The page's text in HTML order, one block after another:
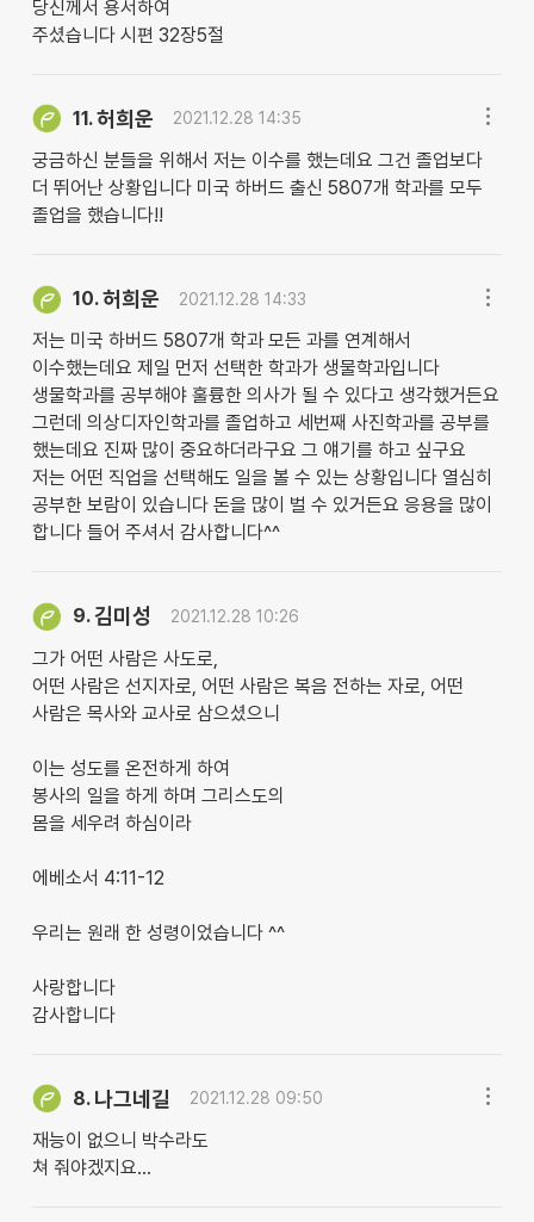
당신께서 용서하여
주셨습니다 시편 32장5절
11.허희운 2021.12.28 14:35
궁금하신 분들을 위해서 저는 이수를 했는데요 그건 졸업보다
더 뛰어난 상황입니다 미국 하버드 출신 5807개 학과를 모두
졸업을 했습니다!!
10.허희운 2021.12.28 14:33
저는 미국 하버드 5807개 학과 모든 과를 연계해서
이수했는데요 제일 먼저 선택한 학과가 생물학과입니다
생물학과를 공부해야 훌륭한 의사가 될 수 있다고 생각했거든요
그런데 의상디자인학과를 졸업하고 세번째 사진학과를 공부를
했는데요 진짜 많이 중요하더라구요 그 얘기를 하고 싶구요
저는 어떤 직업을 선택해도 일을 볼 수 있는 상황입니다 열심히
공부한 보람이 있습니다 돈을 많이 벌 수 있거든요 응용을 많이
합니다 들어 주셔서 감사합니다^^
9.김미성 2021.12.28 10:26
그가 어떤 사람은 사도로,
어떤 사람은 선지자로, 어떤 사람은 복음 전하는 자로, 어떤
사람은 목사와 교사로 삼으셨으니
이는 성도를 온전하게 하여
봉사의 일을 하게 하며 그리스도의
몸을 세우려 하심이라
에베소서 4:11-12
우리는 원래 한 성령이었습니다 ^^
사랑합니다
감사합니다
8. 나그네길 2021.12.28 09:50
재능이 없으니 박수라도
쳐 줘야겠지요...